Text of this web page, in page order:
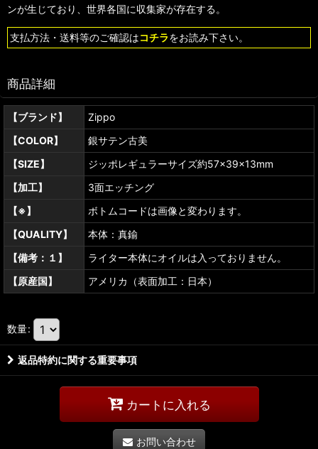
ンが生じており、世界各国に収集家が存在する。
支払方法・送料等のご確認はコチラをお読み下さい。
商品詳細
【ブランド】
Zippo
【COLOR】
銀サテン古美
【SIZE】
ジッポレギュラーサイズ約57×39×13mm
【加工】
3面エッチング
【※】
ボトムコードは画像と変わります。
【QUALITY】
本体：真鍮
【備考：１】
ライター本体にオイルは入っておりません。
【原産国】
アメリカ（表面加工：日本）
数量:
返品特約に関する重要事項
カートに入れる
お問い合わせ